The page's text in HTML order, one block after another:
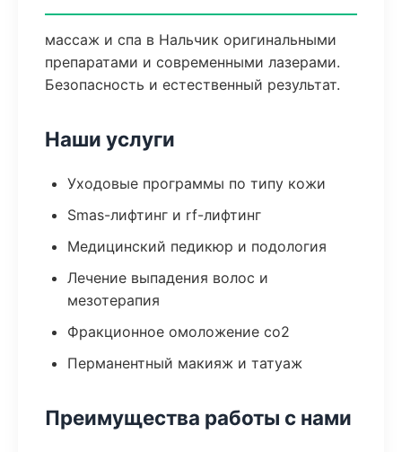
массаж и спа в Нальчик оригинальными
препаратами и современными лазерами.
Безопасность и естественный результат.
Наши услуги
Уходовые программы по типу кожи
Smas-лифтинг и rf-лифтинг
Медицинский педикюр и подология
Лечение выпадения волос и
мезотерапия
Фракционное омоложение co2
Перманентный макияж и татуаж
Преимущества работы с нами